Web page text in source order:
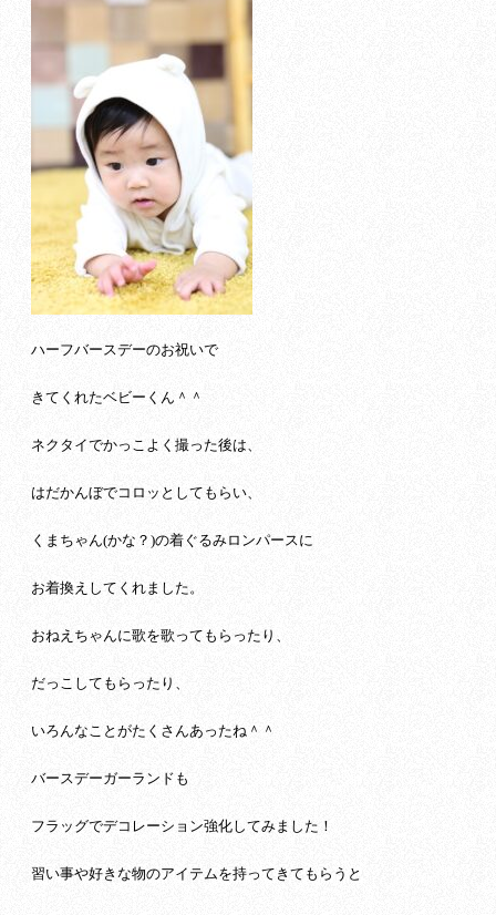
ハーフバースデーのお祝いで
きてくれたベビーくん＾＾
ネクタイでかっこよく撮った後は、
はだかんぼでコロッとしてもらい、
くまちゃん(かな？)の着ぐるみロンパースに
お着換えしてくれました。
おねえちゃんに歌を歌ってもらったり、
だっこしてもらったり、
いろんなことがたくさんあったね＾＾
バースデーガーランドも
フラッグでデコレーション強化してみました！
習い事や好きな物のアイテムを持ってきてもらうと